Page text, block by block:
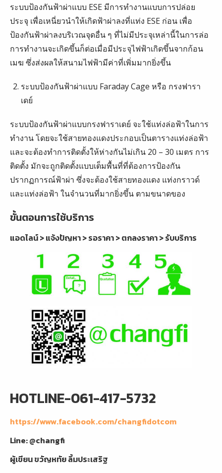
ระบบป้องกันฟ้าผ่าแบบ ESE มีการทำงานแบบการปล่อย
ประจุ เพื่อเหนี่ยวนำให้เกิดฟ้าผ่าลงที่แท่ง ESE ก่อน เพื่อ
ป้องกันฟ้าผ่าลงบริเวณจุดอื่น ๆ ที่ไม่มีประจุเหล่านี้ในการล่อ
การทำงานจะเกิดขึ้นก็ต่อเมื่อมีประจุไฟฟ้าเกิดขึ้นจากก้อน
เมฆ ซึ่งส่งผลให้สนามไฟฟ้ามีค่าที่เพิ่มมากยิ่งขึ้น
ระบบป้องกันฟ้าผ่าแบบ Faraday Cage หรือ กรงฟารา
เดย์
ระบบป้องกันฟ้าผ่าแบบกรงฟาราเดย์ จะใช้แท่งล่อฟ้าในการ
ทำงาน โดยจะใช้สายทองแดงประกอบเป็นตารางแท่งล่อฟ้า
และจะต้องทำการติดตั้งให้ห่างกันไม่เกิน 20 – 30 เมตร การ
ติดตั้ง มักจะถูกติดตั้งแบบเต็มพื้นที่ที่ต้องการป้องกัน
ปรากฏการณ์ฟ้าผ่า ซึ่งจะต้องใช้สายทองแดง แท่งกราวด์
และแท่งล่อฟ้า ในจำนวนที่มากยิ่งขึ้น ตามขนาดของ
ขั้นตอนการใช้บริการ
แอดไลน์ > แจ้งปัญหา > รอราคา > ตกลงราคา > รับบริการ
HOTLINE-061-417-5732
https://www.facebook.com/changfidotcom
Line: @changfi
ผู้เขียนขวัญหทัย ลิ้มประเสริฐ